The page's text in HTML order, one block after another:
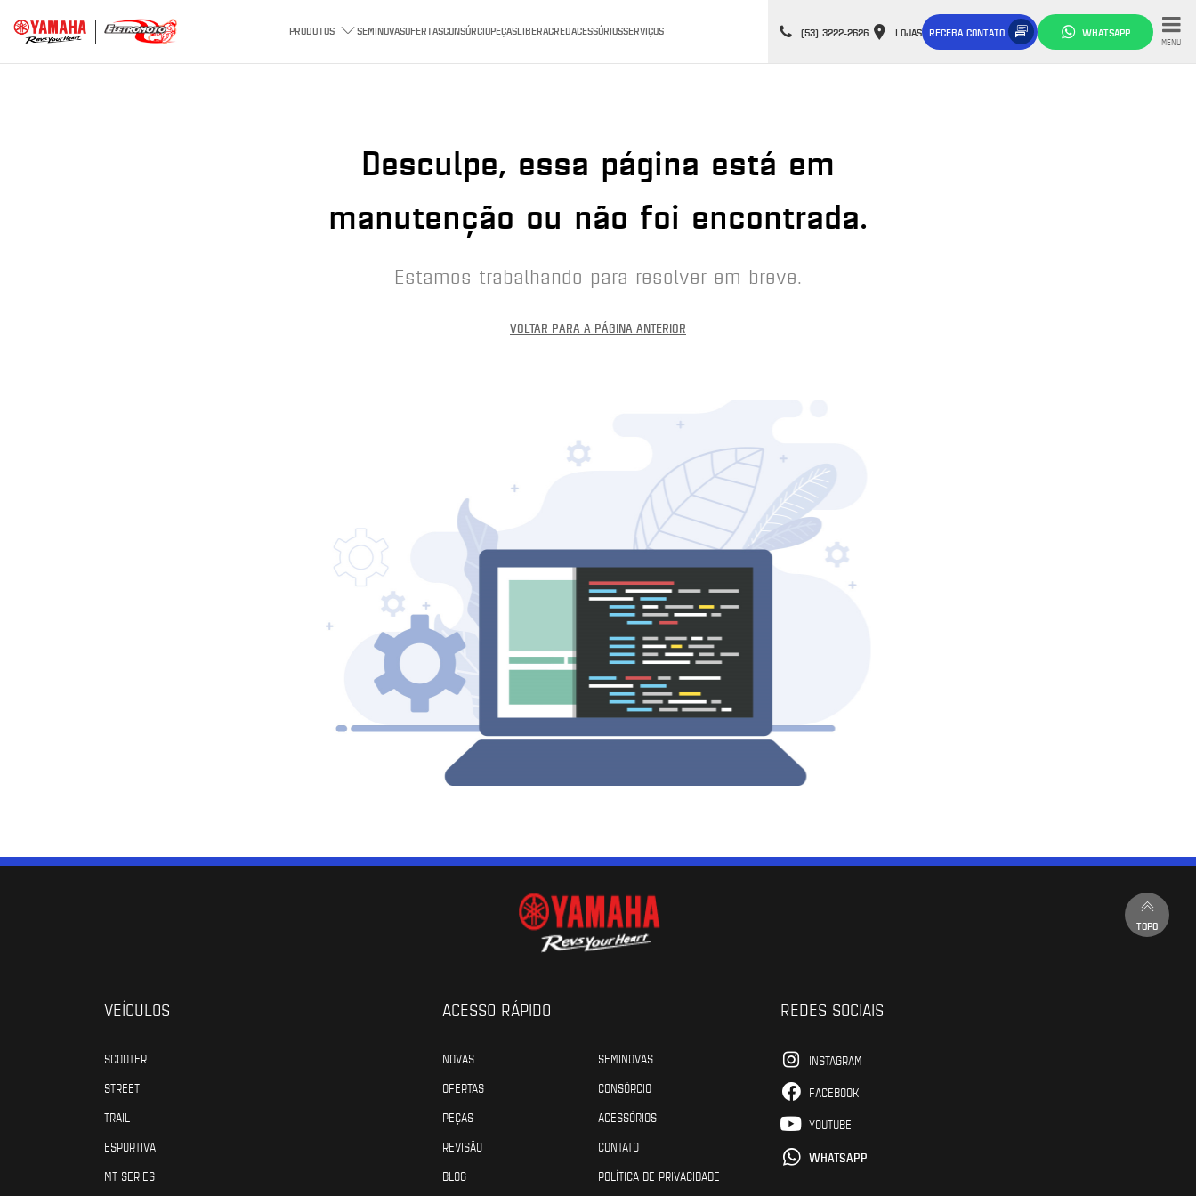
PRODUTOS SEMINOVASOFERTASCONSÓRCIOPEÇASLIBERACREDACESSÓRIOSSERVIÇOS (53) 3222-2626 LOJAS RECEBA CONTATO WHATSAPP
MENU
Desculpe, essa página está em
manutenção ou não foi encontrada.
Estamos trabalhando para resolver em breve.
VOLTAR PARA A PÁGINA ANTERIOR
TOPO
VEÍCULOS
SCOOTER
STREET
TRAIL
ESPORTIVA
MT SERIES
ACESSO RÁPIDO
NOVAS
SEMINOVAS
OFERTAS
CONSÓRCIO
PEÇAS
ACESSÓRIOS
REVISÃO
CONTATO
BLOG
POLÍTICA DE PRIVACIDADE
REDES SOCIAIS
INSTAGRAM
FACEBOOK
YOUTUBE
WHATSAPP